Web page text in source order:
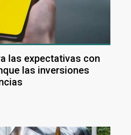
las expectativas con
las inversiones